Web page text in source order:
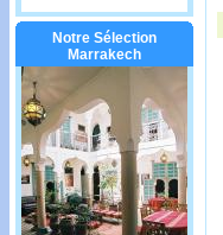
Notre Sélection
Marrakech